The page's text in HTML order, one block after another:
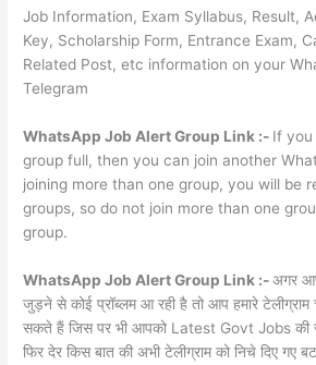
Job Information, Exam Syllabus, Result,
Key, Scholarship Form, Entrance Exam,
Related Post, etc information on your
Telegram
WhatsApp Job Alert Group Link :- If you
group full, then you can join another
joining more than one group, you will be
groups, so do not join more than one
group.
WhatsApp Job Alert Group Link :-अगर
जुड़ने से कोई प्रॉब्लम आ रही है तो आप हमारे
सकते हैं जिस पर भी आपको Latest Govt Jobs की
फिर देर किस बात की अभी टेलीग्राम को निचे दिए गए